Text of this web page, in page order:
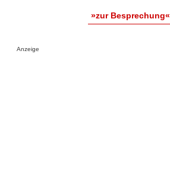
»zur Besprechung«
Anzeige